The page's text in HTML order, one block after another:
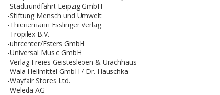
-Stadtrundfahrt Leipzig GmbH
-Stiftung Mensch und Umwelt
-Thienemann Esslinger Verlag
-Tropilex B.V.
-uhrcenter/Esters GmbH
-Universal Music GmbH
-Verlag Freies Geistesleben & Urachhaus
-Wala Heilmittel GmbH / Dr. Hauschka
-Wayfair Stores Ltd.
-Weleda AG